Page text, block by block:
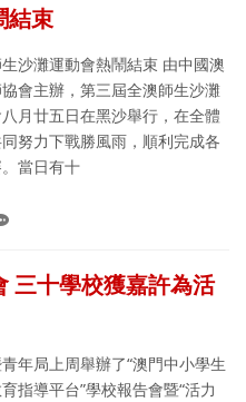
結束
沙灘運動會熱鬧結束 由中國澳
會主辦，第三屆全澳師生沙灘
月廿五日在黑沙舉行，在全體
努力下戰勝風雨，順利完成各
當日有十
三十學校獲嘉許為活
年局上周舉辦了“澳門中小學生
指導平台”學校報告會暨“活力